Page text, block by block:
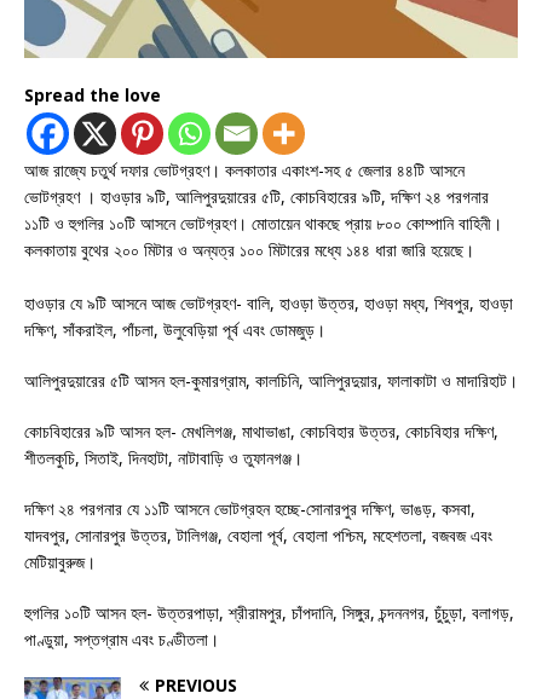
Spread the love
আজ রাজ্যে চতুর্থ দফার ভোটগ্রহণ। কলকাতার একাংশ-সহ ৫ জেলার ৪৪টি আসনে
ভোটগ্রহণ । হাওড়ার ৯টি, আলিপুরদুয়ারের ৫টি, কোচবিহারের ৯টি, দক্ষিণ ২৪ পরগনার
১১টি ও হুগলির ১০টি আসনে ভোটগ্রহণ। মোতায়েন থাকছে প্রায় ৮০০ কোম্পানি বাহিনী।
কলকাতায় বুথের ২০০ মিটার ও অন্যত্র ১০০ মিটারের মধ্যে ১৪৪ ধারা জারি হয়েছে।
হাওড়ার যে ৯টি আসনে আজ ভোটগ্রহণ- বালি, হাওড়া উত্তর, হাওড়া মধ্য, শিবপুর, হাওড়া
দক্ষিণ, সাঁকরাইল, পাঁচলা, উলুবেড়িয়া পূর্ব এবং ডোমজুড়।
আলিপুরদুয়ারের ৫টি আসন হল-কুমারগ্রাম, কালচিনি, আলিপুরদুয়ার, ফালাকাটা ও মাদারিহাট।
কোচবিহারের ৯টি আসন হল- মেখলিগঞ্জ, মাথাভাঙা, কোচবিহার উত্তর, কোচবিহার দক্ষিণ,
শীতলকুচি, সিতাই, দিনহাটা, নাটাবাড়ি ও তুফানগঞ্জ।
দক্ষিণ ২৪ পরগনার যে ১১টি আসনে ভোটগ্রহন হচ্ছে-সোনারপুর দক্ষিণ, ভাঙড়, কসবা,
যাদবপুর, সোনারপুর উত্তর, টালিগঞ্জ, বেহালা পূর্ব, বেহালা পশ্চিম, মহেশতলা, বজবজ এবং
মেটিয়াবুরুজ।
হুগলির ১০টি আসন হল- উত্তরপাড়া, শ্রীরামপুর, চাঁপদানি, সিঙ্গুর, চন্দননগর, চুঁচুড়া, বলাগড়,
পাণ্ডুয়া, সপ্তগ্রাম এবং চণ্ডীতলা।
PREVIOUS